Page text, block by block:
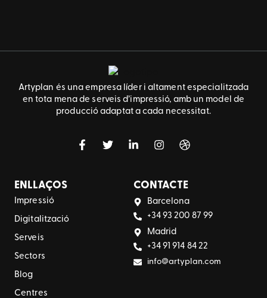
Artyplan és una empresa líder i altament especialitzada
en tota mena de serveis d’impressió, amb un model de
producció adaptat a cada necessitat.
ENLLAÇOS
Impressió
Digitalització
Serveis
Sectors
Blog
Centres
CONTACTE
Barcelona
+34 93 200 87 99
Madrid
+34 91 914 84 22
info@artyplan.com